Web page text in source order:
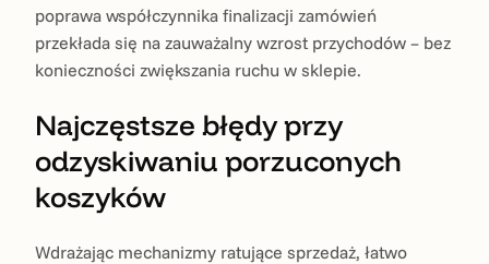
poprawa współczynnika finalizacji zamówień
przekłada się na zauważalny wzrost przychodów – bez
konieczności zwiększania ruchu w sklepie.
Najczęstsze błędy przy
odzyskiwaniu porzuconych
koszyków
Wdrażając mechanizmy ratujące sprzedaż, łatwo